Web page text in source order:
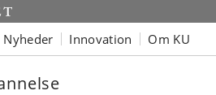
Nyheder Innovation Om KU